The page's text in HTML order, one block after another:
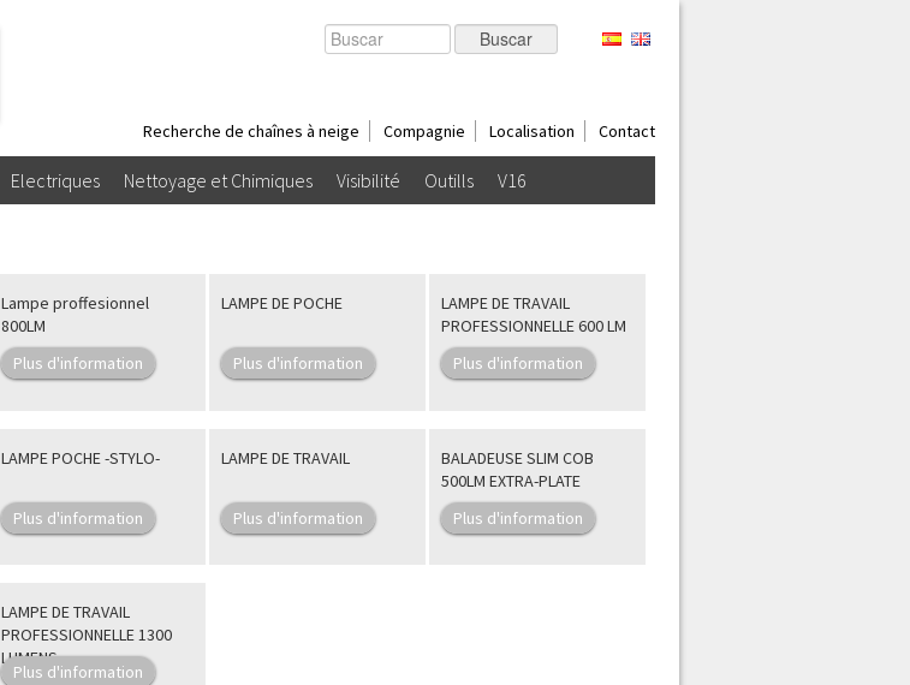
Recherche de chaînes à neige Compagnie Localisation Contact
Electriques Nettoyage et Chimiques Visibilité Outills V16
Lampe proffesionnel
800LM
Plus d'information
LAMPE DE POCHE
Plus d'information
LAMPE DE TRAVAIL
PROFESSIONNELLE 600 LM
Plus d'information
LAMPE POCHE -STYLO-
Plus d'information
LAMPE DE TRAVAIL
Plus d'information
BALADEUSE SLIM COB
500LM EXTRA-PLATE
Plus d'information
LAMPE DE TRAVAIL
PROFESSIONNELLE 1300
LUMENS
Plus d'information